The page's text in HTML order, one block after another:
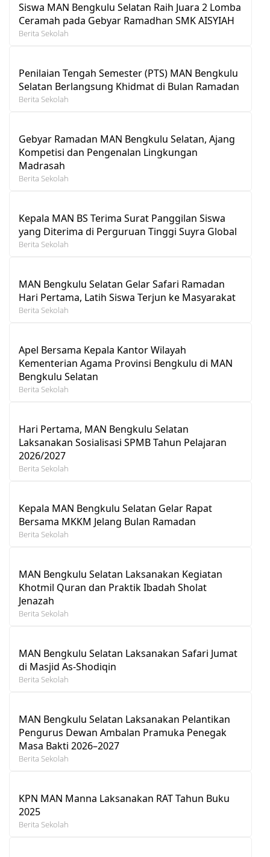
Siswa MAN Bengkulu Selatan Raih Juara 2 Lomba
Ceramah pada Gebyar Ramadhan SMK AISYIAH
Berita Sekolah
Penilaian Tengah Semester (PTS) MAN Bengkulu
Selatan Berlangsung Khidmat di Bulan Ramadan
Berita Sekolah
Gebyar Ramadan MAN Bengkulu Selatan, Ajang
Kompetisi dan Pengenalan Lingkungan
Madrasah
Berita Sekolah
Kepala MAN BS Terima Surat Panggilan Siswa
yang Diterima di Perguruan Tinggi Suyra Global
Berita Sekolah
MAN Bengkulu Selatan Gelar Safari Ramadan
Hari Pertama, Latih Siswa Terjun ke Masyarakat
Berita Sekolah
Apel Bersama Kepala Kantor Wilayah
Kementerian Agama Provinsi Bengkulu di MAN
Bengkulu Selatan
Berita Sekolah
Hari Pertama, MAN Bengkulu Selatan
Laksanakan Sosialisasi SPMB Tahun Pelajaran
2026/2027
Berita Sekolah
Kepala MAN Bengkulu Selatan Gelar Rapat
Bersama MKKM Jelang Bulan Ramadan
Berita Sekolah
MAN Bengkulu Selatan Laksanakan Kegiatan
Khotmil Quran dan Praktik Ibadah Sholat
Jenazah
Berita Sekolah
MAN Bengkulu Selatan Laksanakan Safari Jumat
di Masjid As-Shodiqin
Berita Sekolah
MAN Bengkulu Selatan Laksanakan Pelantikan
Pengurus Dewan Ambalan Pramuka Penegak
Masa Bakti 2026–2027
Berita Sekolah
KPN MAN Manna Laksanakan RAT Tahun Buku
2025
Berita Sekolah